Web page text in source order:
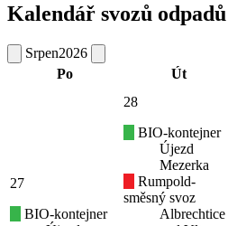
Kalendář svozů odpadů
Srpen2026
Po
Út
27
BIO-kontejner
28
BIO-kontejner
Újezd
Mezerka
Rumpold-
směsný svoz
Albrechtice